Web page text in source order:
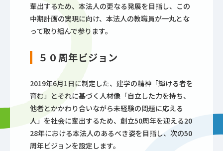
輩出するため、本法人の更なる発展を目指し、この
中期計画の実現に向け、本法人の教職員が一丸とな
って取り組んで参ります。
５０周年ビジョン
2019年6月1日に制定した、建学の精神「輝ける者を
育む」とそれに基づく人材像「自立した力を持ち、
他者とかかわり合いながら未経験の問題に応える
人」を社会に輩出するため、創立50周年を迎える20
28年における本法人のあるべき姿を目指し、次の50
周年ビジョンを設定します。